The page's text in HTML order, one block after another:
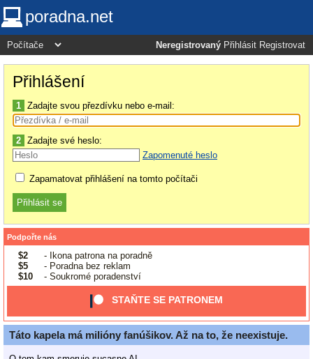
poradna.net
Neregistrovaný Přihlásit Registrovat
Přihlášení
1 Zadajte svou přezdívku nebo e-mail:
2 Zadajte své heslo:
Zapomenuté heslo
Zapamatovat přihlášení na tomto počítači
Podpořte nás
$2
- Ikona patrona na poradně
$5
- Poradna bez reklam
$10
- Soukromé poradenství
STAŇTE SE PATRONEM
Táto kapela má milióny fanúšikov. Až na to, že neexistuje.